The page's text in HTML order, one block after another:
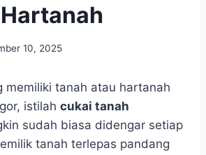
10, 2025
memiliki tanah atau hartanah
istilah cukai tanah
sudah biasa didengar setiap
tanah terlepas pandang